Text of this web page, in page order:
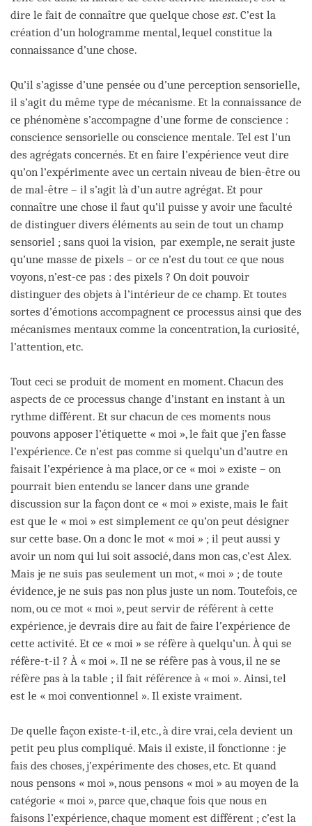
dire le fait de connaître que quelque chose est. C’est la
création d’un hologramme mental, lequel constitue la
connaissance d’une chose.
Qu’il s’agisse d’une pensée ou d’une perception sensorielle,
il s’agit du même type de mécanisme. Et la connaissance de
ce phénomène s’accompagne d’une forme de conscience :
conscience sensorielle ou conscience mentale. Tel est l’un
des agrégats concernés. Et en faire l’expérience veut dire
qu’on l’expérimente avec un certain niveau de bien-être ou
de mal-être – il s’agit là d’un autre agrégat. Et pour
connaître une chose il faut qu’il puisse y avoir une faculté
de distinguer divers éléments au sein de tout un champ
sensoriel ; sans quoi la vision, par exemple, ne serait juste
qu’une masse de pixels – or ce n’est du tout ce que nous
voyons, n’est-ce pas : des pixels ? On doit pouvoir
distinguer des objets à l’intérieur de ce champ. Et toutes
sortes d’émotions accompagnent ce processus ainsi que des
mécanismes mentaux comme la concentration, la curiosité,
l’attention, etc.
Tout ceci se produit de moment en moment. Chacun des
aspects de ce processus change d’instant en instant à un
rythme différent. Et sur chacun de ces moments nous
pouvons apposer l’étiquette « moi », le fait que j’en fasse
l’expérience. Ce n’est pas comme si quelqu’un d’autre en
faisait l’expérience à ma place, or ce « moi » existe – on
pourrait bien entendu se lancer dans une grande
discussion sur la façon dont ce « moi » existe, mais le fait
est que le « moi » est simplement ce qu’on peut désigner
sur cette base. On a donc le mot « moi » ; il peut aussi y
avoir un nom qui lui soit associé, dans mon cas, c’est Alex.
Mais je ne suis pas seulement un mot, « moi » ; de toute
évidence, je ne suis pas non plus juste un nom. Toutefois, ce
nom, ou ce mot « moi », peut servir de référent à cette
expérience, je devrais dire au fait de faire l’expérience de
cette activité. Et ce « moi » se réfère à quelqu’un. À qui se
réfère-t-il ? À « moi ». Il ne se réfère pas à vous, il ne se
réfère pas à la table ; il fait référence à « moi ». Ainsi, tel
est le « moi conventionnel ». Il existe vraiment.
De quelle façon existe-t-il, etc., à dire vrai, cela devient un
petit peu plus compliqué. Mais il existe, il fonctionne : je
fais des choses, j’expérimente des choses, etc. Et quand
nous pensons « moi », nous pensons « moi » au moyen de la
catégorie « moi », parce que, chaque fois que nous en
faisons l’expérience, chaque moment est différent ; c’est la